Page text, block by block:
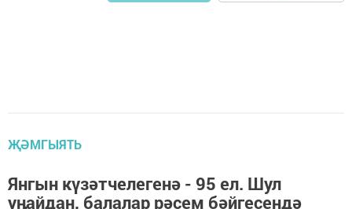
ҖӘМГЫЯТЬ
Янгын күзәтчелегенә - 95 ел. Шул
уңайдан, балалар рәсем бәйгесендә